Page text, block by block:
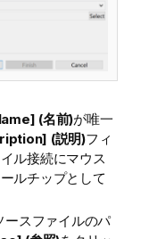
(名前)が唯一
(説明)フィ
ル接続にマウス
ルチップとして
ースファイルのパ